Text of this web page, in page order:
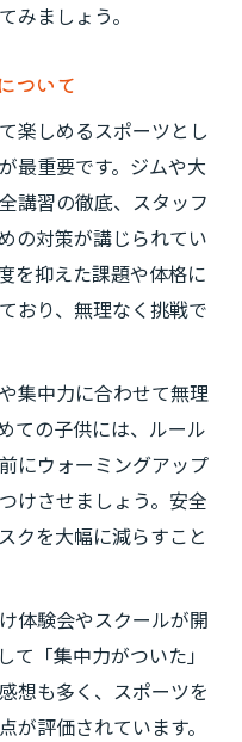
みましょう。
ついて
楽しめるスポーツとし
最重要です。ジムや大
講習の徹底、スタッフ
の対策が講じられてい
を抑えた課題や体格に
おり、無理なく挑戦で
集中力に合わせて無理
ての子供には、ルール
にウォーミングアップ
けさせましょう。安全
クを大幅に減らすこと
体験会やスクールが開
て「集中力がついた」
想も多く、スポーツを
が評価されています。